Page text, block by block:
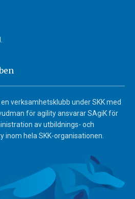
verksamhetsklubb under SKK med
för agility ansvarar SAgiK för
av utbildnings- och
inom hela SKK-organisationen.